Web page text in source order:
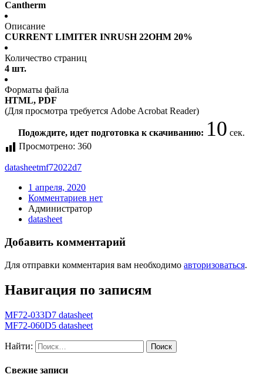
Cantherm
Описание
CURRENT LIMITER INRUSH 22OHM 20%
Количество страниц
4 шт.
Форматы файла
HTML, PDF
(Для просмотра требуется Adobe Acrobat Reader)
Подождите, идет подготовка к скачиванию: 10 сек.
Просмотрено: 360
datasheetmf72022d7
1 апреля, 2020
Комментариев нет
Администратор
datasheet
Добавить комментарий
Для отправки комментария вам необходимо авторизоваться.
Навигация по записям
MF72-033D7 datasheet
MF72-060D5 datasheet
Найти:
Свежие записи